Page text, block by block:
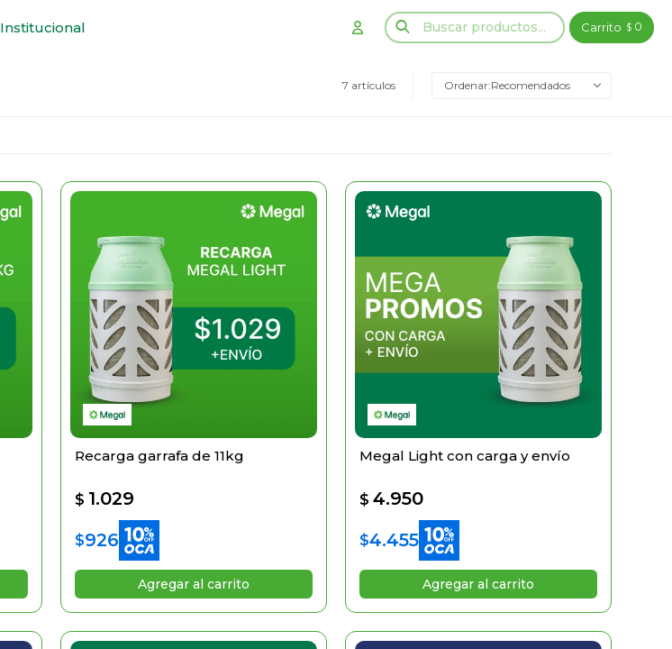
Institucional $ 0
7 artículos Recomendados
Recarga garrafa de 11kg
$ 1.029
$926
Megal Light con carga y envío
$ 4.950
$4.455